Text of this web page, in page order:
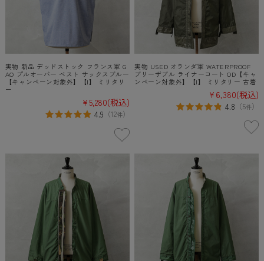
実物 新品 デッドストック フランス軍 G
AO プルオーバー ベスト サックスブルー
【キャンペーン対象外】【I】 ミリタリ
ー
¥5,280(税込)
4.9 （12件）
実物 USED オランダ軍 WATERPROOF
ブリーザブル ライナーコート OD【キャ
ンペーン対象外】【I】 ミリタリー 古着
¥6,380(税込)
4.8 （5件）